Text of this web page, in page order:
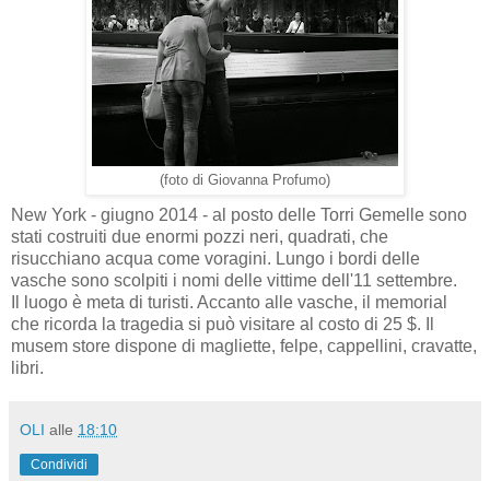
(foto di Giovanna Profumo)
New York - giugno 2014 - al posto delle Torri Gemelle sono
stati costruiti due enormi pozzi neri, quadrati, che
risucchiano acqua come voragini. Lungo i bordi delle
vasche sono scolpiti i nomi delle vittime dell'11 settembre.
Il luogo è meta di turisti. Accanto alle vasche, il memorial
che ricorda la tragedia si può visitare al costo di 25 $. Il
musem store dispone di magliette, felpe, cappellini, cravatte,
libri.
OLI alle 18:10
Condividi